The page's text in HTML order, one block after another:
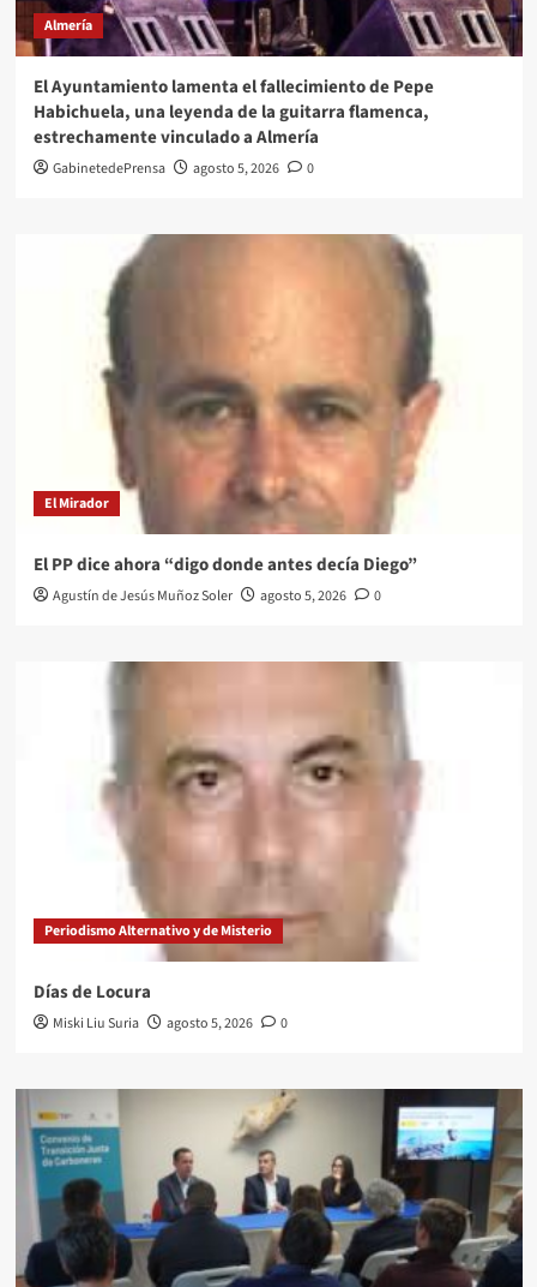
Almería
El Ayuntamiento lamenta el fallecimiento de Pepe
Habichuela, una leyenda de la guitarra flamenca,
estrechamente vinculado a Almería
GabinetedePrensa agosto 5, 2026 0
El Mirador
El PP dice ahora “digo donde antes decía Diego”
Agustín de Jesús Muñoz Soler agosto 5, 2026 0
Periodismo Alternativo y de Misterio
Días de Locura
Miski Liu Suria agosto 5, 2026 0